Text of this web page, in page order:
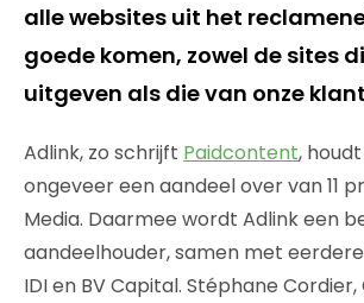
alle websites uit het
goede komen, zowel de sites
uitgeven als die van onze
Adlink, zo schrijft Paidcontent,
ongeveer een aandeel over van 11
Media. Daarmee wordt Adlink een
aandeelhouder, samen met
IDI en BV Capital. Stéphane Cordier,